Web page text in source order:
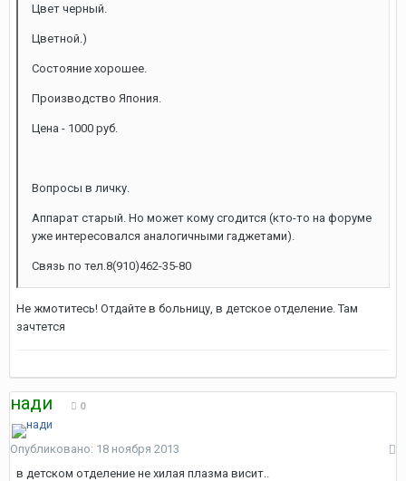
Цвет черный.
Цветной.)
Состояние хорошее.
Производство Япония.
Цена - 1000 руб.
Вопросы в личку.
Аппарат старый. Но может кому сгодится (кто-то на форуме
уже интересовался аналогичными гаджетами).
Связь по тел.8(910)462-35-80
Не жмотитесь! Отдайте в больницу, в детское отделение. Там
зачтется
нади 0
Опубликовано: 18 ноября 2013
в детском отделение не хилая плазма висит..